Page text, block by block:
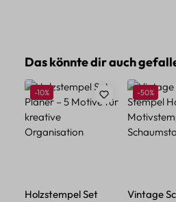
Produktgalerie überspringen
Das könnte dir auch
Rabatt
-10%
Holzstempel Set
Rabatt
-50%
Vintage